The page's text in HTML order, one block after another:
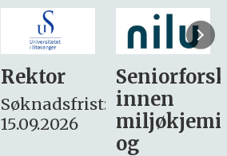
Seniorforsker
innen
miljøkjemi
søker
– fast